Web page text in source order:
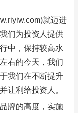
就迈进
们为投资人提供
中，保持较高水
右的今天，我们
我们在不断提升
让利给投资人。
牌的高度，实施